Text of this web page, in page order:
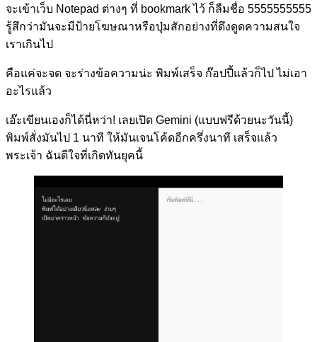
จะเข้าเว็บ Notepad ต่างๆ ที่ bookmark ไว้ ก็ลืมชื่อ 5555555555
รู้สึกว่ามันจะมีป้ายโฆษณาหรือปุ่มสักอย่างที่ดึงดูดความสนใจ
เราเกินไป
คือแค่จะจด จะร่างข้อความน่ะ พิมพ์เสร็จ ก๊อปปี้แล้วก็ไป ไม่เอา
อะไรแล้ว
เอ๊ะเขียนเองก็ได้นี่หว่า! เลยเปิด Gemini (แบบฟรีด้วยนะวันนี้)
พิมพ์สั่งมันไป 1 นาที ให้มันเจนโค้ดอีกครึ่งนาที เสร็จแล้ว
พระเจ้า ฉันดีใจที่เกิดทันยุคนี้